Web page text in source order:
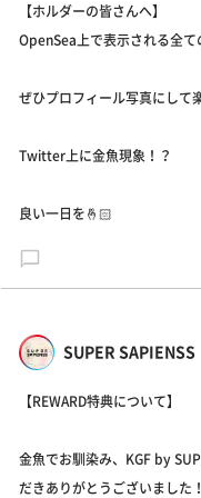
【ホルダーの皆さんへ】
OpenSea上で表示される全て
ぜひプロフィール写真にして
Twitter上に金魚現象！？
良い一日を🤞🏻
SUPER SAPIENSS
【REWARD特典について】
金魚でお馴染み、KGF by
だきありがとうございました！